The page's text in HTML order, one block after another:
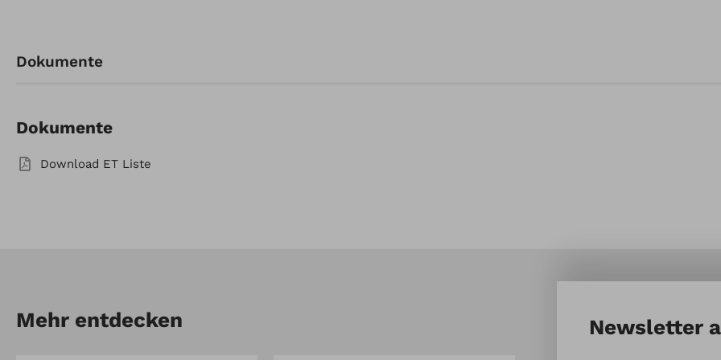
Dokumente
Dokumente
Download ET Liste
Mehr entdecken Newsletter